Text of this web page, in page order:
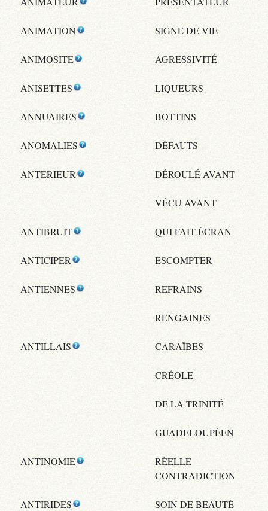
ANIMATION SIGNE DE VIE
ANIMOSITE AGRESSIVITÉ
ANISETTES LIQUEURS
ANNUAIRES BOTTINS
ANOMALIES DÉFAUTS
ANTERIEUR DÉROULÉ AVANT
VÉCU AVANT
ANTIBRUIT QUI FAIT ÉCRAN
ANTICIPER ESCOMPTER
ANTIENNES REFRAINS
RENGAINES
ANTILLAIS CARAÏBES
CRÉOLE
DE LA TRINITÉ
GUADELOUPÉEN
ANTINOMIE
RÉELLE
CONTRADICTION
ANTIRIDES SOIN DE BEAUTÉ